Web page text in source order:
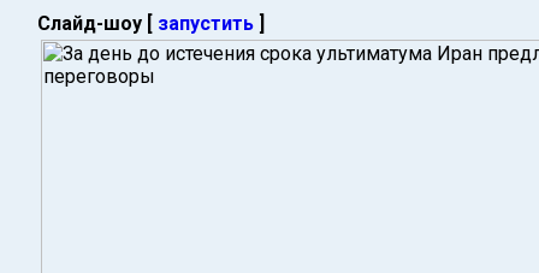
Слайд-шоу [ запустить ]